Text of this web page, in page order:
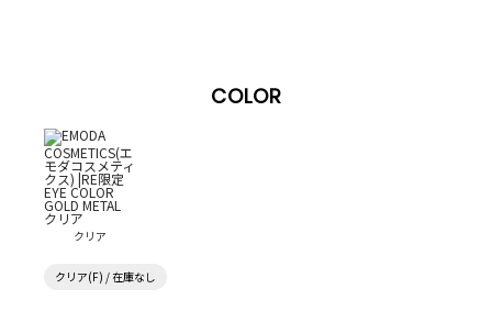
COLOR
クリア
クリア(F) / 在庫なし